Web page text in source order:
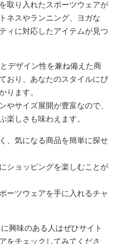
取り入れたスポーツウェアが
ネスやランニング、ヨガな
ィに対応したアイテムが見つ
とデザイン性を兼ね備えた商
おり、あなたのスタイルにぴ
ります。
やサイズ展開が豊富なので、
楽しさも味わえます。
、気になる商品を簡単に探せ
ショッピングを楽しむことが
ーツウェアを手に入れるチャ
興味のある人はぜひサイト
をチェックしてみてくださ